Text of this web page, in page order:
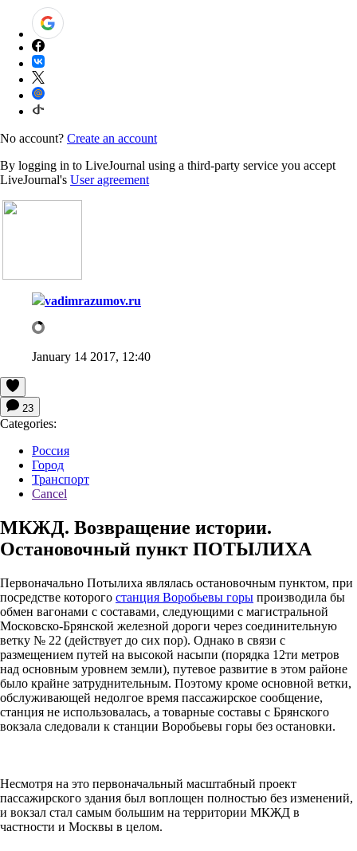
No account? Create an account
By logging in to LiveJournal using a third-party service you accept
LiveJournal's User agreement
vadimrazumov.ru
January 14 2017, 12:40
23
Categories:
Россия
Город
Транспорт
Cancel
МКЖД. Возвращение истории.
Остановочный пункт ПОТЫЛИХА
Первоначально Потылиха являлась остановочным пунктом, при
посредстве которого станция Воробьевы горы производила бы
обмен вагонами с составами, следующими с магистральной
Московско-Брянской железной дороги через соединительную
ветку № 22 (действует до сих пор). Однако в связи с
размещением путей на высокой насыпи (порядка 12ти метров
над основным уровнем земли), путевое развитие в этом районе
было крайне затруднительным. Поэтому кроме основной ветки,
обслуживающей недолгое время пассажирское сообщение,
станция не использовалась, а товарные составы с Брянского
вокзала следовали к станции Воробьевы горы без остановки.
Несмотря на это первоначальный масштабный проект
пассажирского здания был воплощен полностью без изменений,
и вокзал стал самым большим на территории МКЖД в
частности и Москвы в целом.